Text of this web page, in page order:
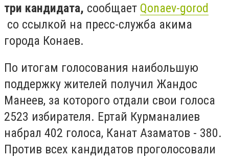
три кандидата, сообщает Qonaev-gorod
со ссылкой на пресс-служба акима
города Конаев.
По итогам голосования наибольшую
поддержку жителей получил Жандос
Манеев, за которого отдали свои голоса
2523 избирателя. Ертай Курманалиев
набрал 402 голоса, Канат Азаматов - 380.
Против всех кандидатов проголосовали